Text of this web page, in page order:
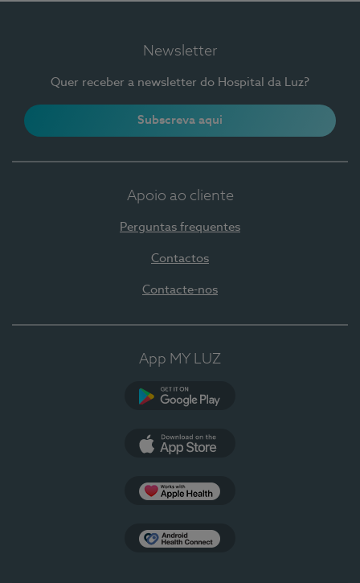
Newsletter
Quer receber a newsletter do Hospital da Luz?
Subscreva aqui
Apoio ao cliente
Perguntas frequentes
Contactos
Contacte-nos
App MY LUZ